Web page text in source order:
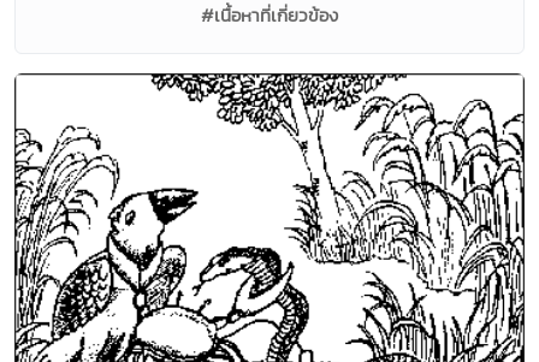
#เนื้อหาที่เกี่ยวข้อง